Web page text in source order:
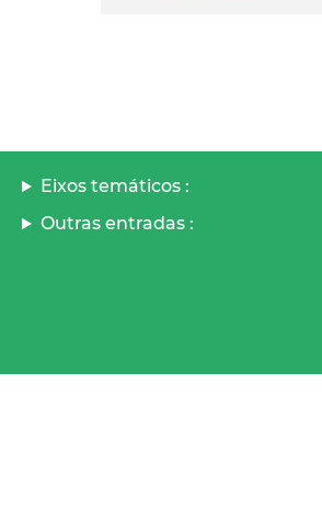
Eixos temáticos :
Outras entradas :